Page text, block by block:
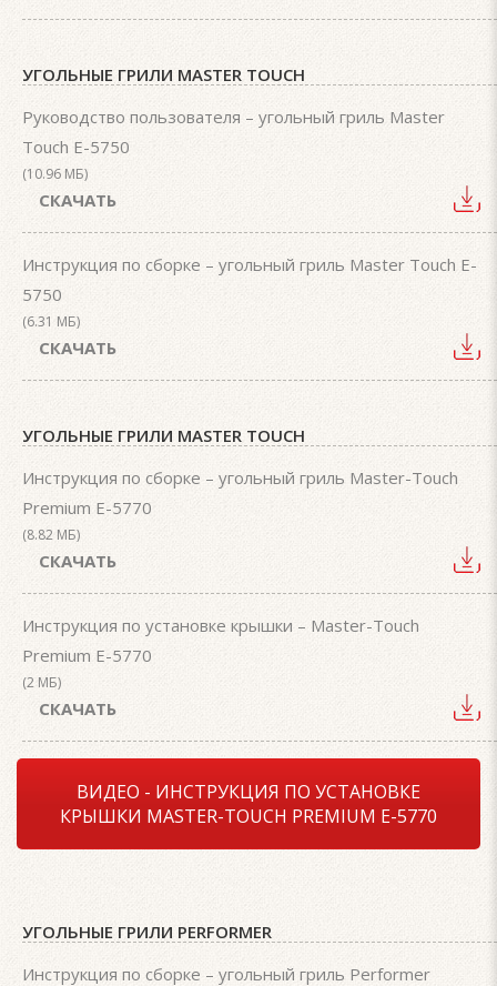
УГОЛЬНЫЕ ГРИЛИ MASTER TOUCH
Руководство пользователя – угольный гриль Master
Touch E-5750
(10.96 МБ)
СКАЧАТЬ
Инструкция по сборке – угольный гриль Master Touch E-
5750
(6.31 МБ)
СКАЧАТЬ
УГОЛЬНЫЕ ГРИЛИ MASTER TOUCH
Инструкция по сборке – угольный гриль Master-Touch
Premium E-5770
(8.82 МБ)
СКАЧАТЬ
Инструкция по установке крышки – Master-Touch
Premium E-5770
(2 МБ)
СКАЧАТЬ
ВИДЕО - ИНСТРУКЦИЯ ПО УСТАНОВКЕ
КРЫШКИ MASTER-TOUCH PREMIUM E-5770
УГОЛЬНЫЕ ГРИЛИ PERFORMER
Инструкция по сборке – угольный гриль Performer